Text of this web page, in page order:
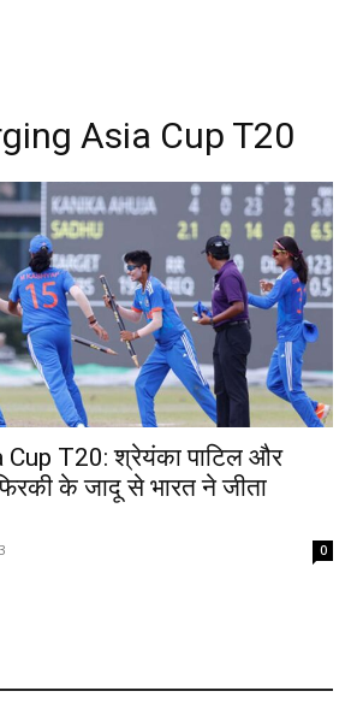
Asia Cup T20
T20: श्रेयंका पाटिल और
के जादू से भारत ने जीता
0